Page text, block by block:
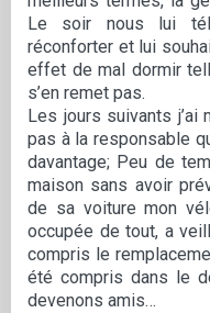
Le soir nous lui
réconforter et lui
effet de mal dormir
s’en remet pas.
Les jours suivants
pas à la responsable
davantage; Peu de
maison sans avoir
de sa voiture mon
occupée de tout, a
compris le
été compris dans le
devenons amis…